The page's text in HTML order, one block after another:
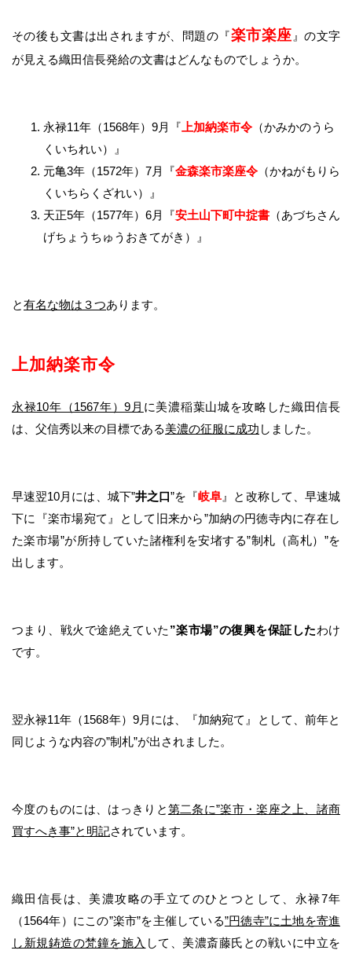
その後も文書は出されますが、問題の『楽市楽座 』の文字
が見える織田信長発給の文書はどんなものでしょうか。
永禄11年（1568年）9月『 上加納楽市令 （かみかのうら
くいちれい）』
元亀3年（1572年）7月『金森楽市楽座令 （かねがもりら
くいちらくざれい）』
天正5年（1577年）6月『安土山下町中掟書 （あづちさん
げちょうちゅうおきてがき）』
と有名な物は３つあります。
上加納楽市令
永禄10年（1567年）9月 に美濃稲葉山城を攻略した織田信長
は、父信秀以来の目標である美濃の征服に成功 しました。
早速翌10月には、城下”井之口”を『岐阜 』と改称して、早速城
下に『楽市場宛て』として旧来から”加納の円徳寺内に存在し
た楽市場”が所持していた諸権利を安堵する”制札（高札）”を
出します。
つまり、戦火で途絶えていた ”楽市場”の復興を保証したわけ
です。
翌永禄11年（1568年）9月には、『加納宛て』として、前年と
同じような内容の”制札”が出されました。
今度のものには、はっきりと第二条に”楽市・楽座之上、諸商
買すへき事”と明記されています。
織田信長は、美濃攻略の手立てのひとつとして、永禄7年
（1564年）にこの”楽市”を主催している”円徳寺”に土地を寄進
し新規鋳造の梵鐘を施入 して、美濃斎藤氏との戦いに中立を